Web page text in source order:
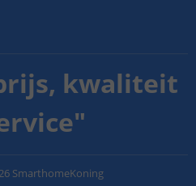
kwaliteit
"
SmarthomeKoning